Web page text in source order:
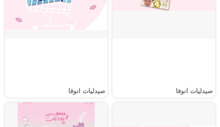
صيدليات انوفا صيدليات انوفا